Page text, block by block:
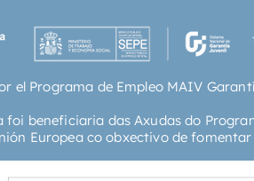
el Programa de Empleo MAIV
foi beneficiaria das Axudas do
Europea co obxectivo de